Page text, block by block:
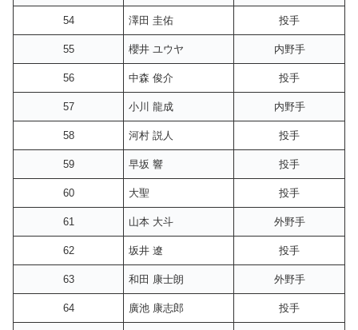
54 澤田 圭佑 投手
55 櫻井 ユウヤ 内野手
56 中森 俊介 投手
57 小川 龍成 内野手
58 河村 説人 投手
59 早坂 響 投手
60 大聖 投手
61 山本 大斗 外野手
62 坂井 遼 投手
63 和田 康士朗 外野手
64 廣池 康志郎 投手